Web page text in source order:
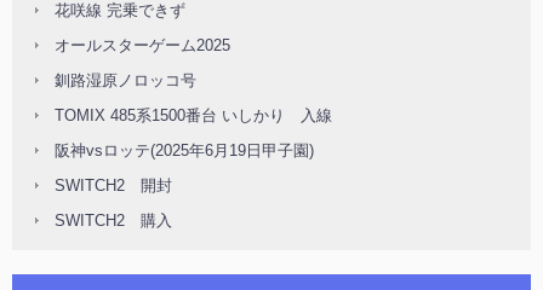
花咲線 完乗できず
オールスターゲーム2025
釧路湿原ノロッコ号
TOMIX 485系1500番台 いしかり 入線
阪神vsロッテ(2025年6月19日甲子園)
SWITCH2 開封
SWITCH2 購入